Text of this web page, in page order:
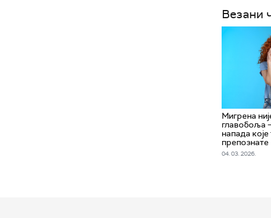
Везани
Мигрена
главобоља
напада
препознате
04. 03. 2026.